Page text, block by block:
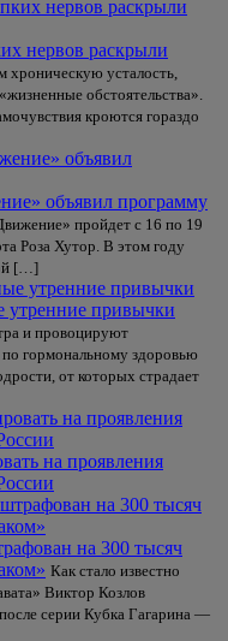
нервов раскрыли
хроническую усталость,
обстоятельства».
кроются гораздо
объявил программу
пройдет с 16 по 19
Роза Хутор. В этом году
[…]
утренние привычки
и провоцируют
гормональному здоровью
от которых страдает
на проявления
на 300 тысяч
Как стало известно
Виктор Козлов
серии Кубка Гагарина —